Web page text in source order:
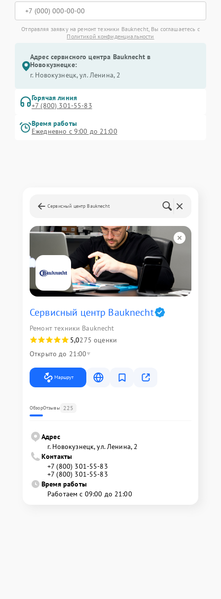
Отправляя заявку на ремонт техники Bauknecht, Вы соглашаетесь с
Политикой конфиденциальности
Адрес сервисного центра Bauknecht в
Новокузнецке:
г. Новокузнецк, ул. Ленина, 2
Горячая линия
+7 (800) 301-55-83
Время работы
Ежедневно с 9:00 до 21:00
Сервисный центр Bauknecht
Сервисный центр Bauknecht
Ремонт техники Bauknecht
5,0275 оценки
Открыто до 21:00
Маршрут
ОбзорОтзывы 225
Адрес
г. Новокузнецк, ул. Ленина, 2
Контакты
+7 (800) 301-55-83
+7 (800) 301-55-83
Время работы
Работаем с 09:00 до 21:00